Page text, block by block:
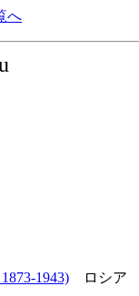
へ
1943) ロシア